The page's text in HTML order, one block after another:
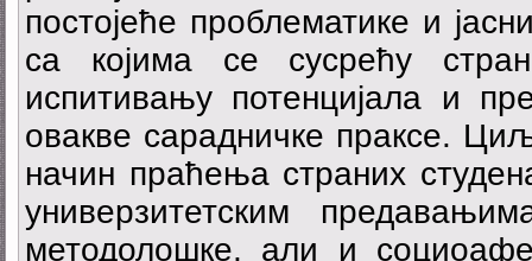
постојеће проблематике и
са којима се сусрећу
испитивању потенцијала и
овакве сарадничке праксе.
начин праћења страних
универзитетским
методолошке, али и